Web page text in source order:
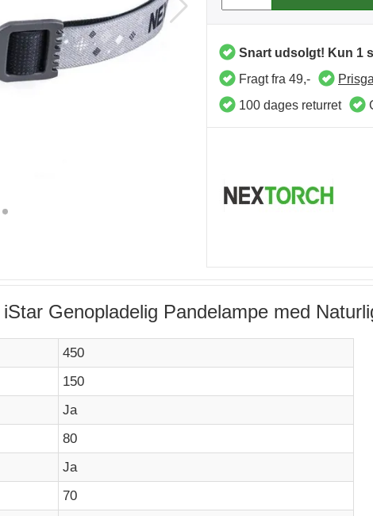
Snart udsolgt! Kun 1
Fragt fra 49,-
100 dages returret
Genopladelig Pandelampe med
450
150
Ja
80
Ja
70